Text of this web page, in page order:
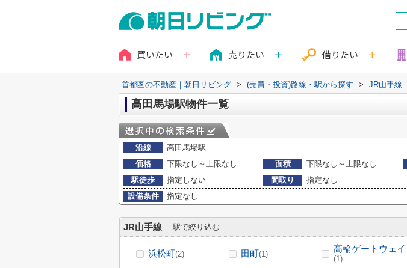
買いたい 売りたい 借りたい
首都圏の不動産｜朝日リビング > (売買・投資)路線・駅から探す > JR山手線
高田馬場駅物件一覧
沿線
高田馬場駅
価格
下限なし～上限なし 面積 下限なし～上限なし
駅徒歩
指定しない 間取り
指定なし
設備条件
指定なし
JR山手線 駅で絞り込む
浜松町(2) 田町(1)
高輪ゲートウェイ
(1)